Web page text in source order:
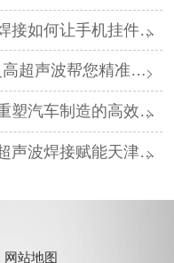
让手机挂件更“抗造”？
声波帮您精准破局
车制造的高效与美学
赋能天津汽车与电子产业
网站地图